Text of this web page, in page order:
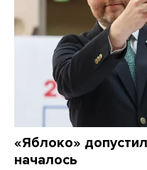
«Яблоко»
началось